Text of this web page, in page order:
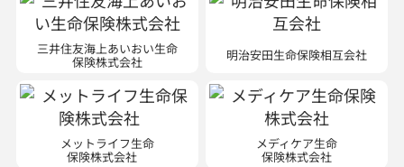
三井住友海上あいおい生命
保険株式会社 明治安田生命保険相互会社
メットライフ生命
保険株式会社
メディケア生命
保険株式会社